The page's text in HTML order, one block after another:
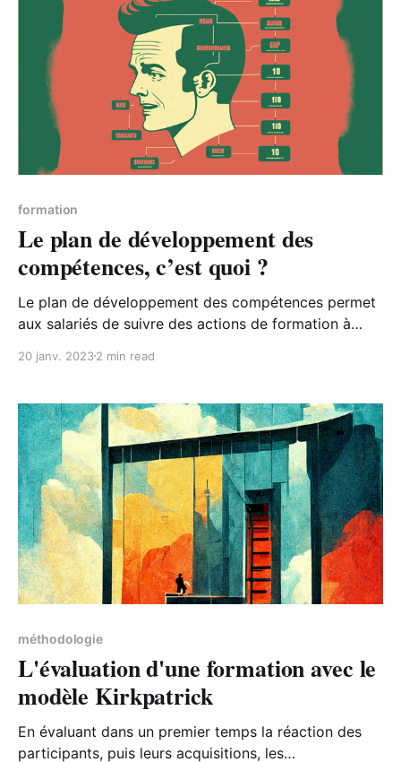
formation
Le plan de développement des
compétences, c’est quoi ?
Le plan de développement des compétences permet
aux salariés de suivre des actions de formation à
formations qu’ils peuvent suivre de leur propre
20 janv. 20232 min read
méthodologie
L'évaluation d'une formation avec le
modèle Kirkpatrick
En évaluant dans un premier temps la réaction des
participants, puis leurs acquisitions, les